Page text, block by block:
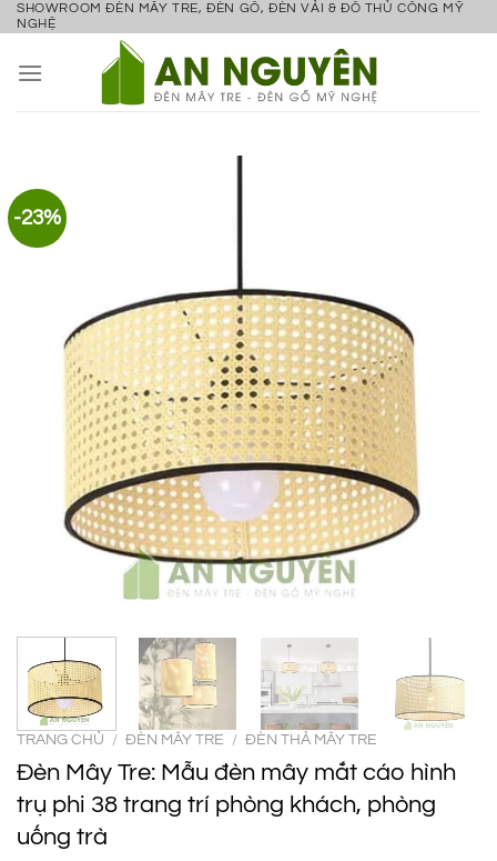
Bỏ
nội
SHOWROOM ĐÈN MÂY TRE, ĐÈN GỖ, ĐÈN VẢI & ĐỒ THỦ CÔNG MỸ
NGHỆ
-23%
TRANG CHỦ / ĐÈN MÂY TRE / ĐÈN THẢ MÂY TRE
Đèn Mây Tre: Mẫu đèn mây mắt cáo hình
trụ phi 38 trang trí phòng khách, phòng
uống trà